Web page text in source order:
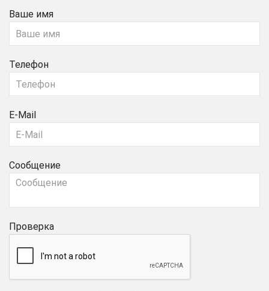
Ваше имя
Телефон
E-Mail
Сообщение
Проверка